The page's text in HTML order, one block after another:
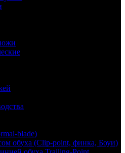
blade)
обуха (Clip-point, финка, Боуи)